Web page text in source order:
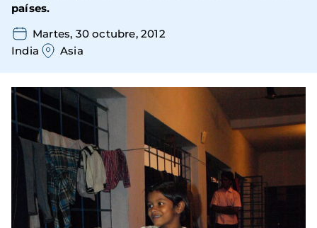
países.
Martes, 30 octubre, 2012
India
Asia